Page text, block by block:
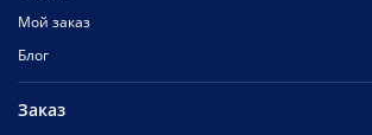
Мой заказ
Блог
Заказ